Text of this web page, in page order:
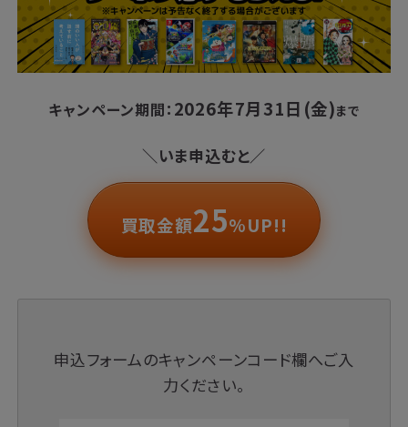
キャンペーン期間： 2026年7月31日(金)まで
＼いま申込むと／
買取金額25%UP!!
申込フォームのキャンペーンコード欄へご入
力ください。